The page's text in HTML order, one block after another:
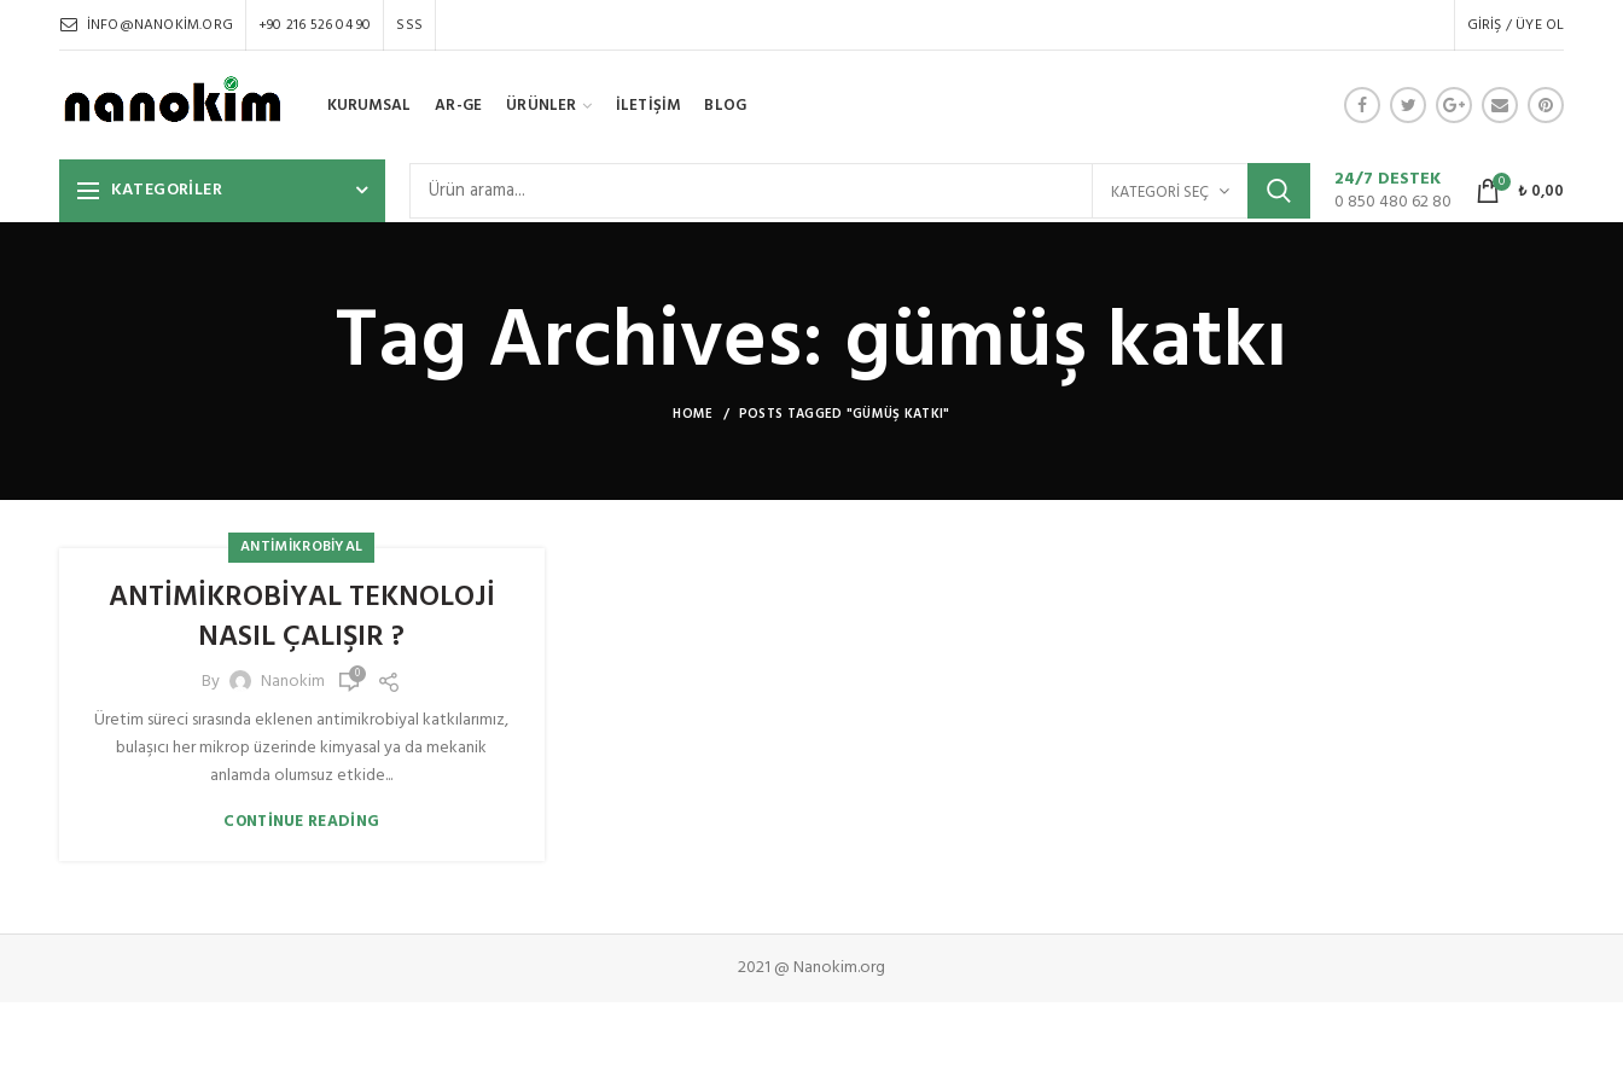
INFO@NANOKIM.ORG +90 216 526 04 90 SSS GIRIŞ / ÜYE OL
KURUMSAL AR-GE ÜRÜNLER İLETİŞİM BLOG
KATEGORİLER KATEGORI SEÇ
24/7 DESTEK
0 850 480 62 80
0 ₺0,00
Tag Archives: gümüş katkı
HOME POSTS TAGGED "GÜMÜŞ KATKI"
ANTIMIKROBIYAL
ANTİMİKROBİYAL TEKNOLOJİ
NASIL ÇALIŞIR ?
By Nanokim 0
Üretim süreci sırasında eklenen antimikrobiyal katkılarımız,
bulaşıcı her mikrop üzerinde kimyasal ya da mekanik
anlamda olumsuz etkide...
CONTINUE READING
2021 @ Nanokim.org